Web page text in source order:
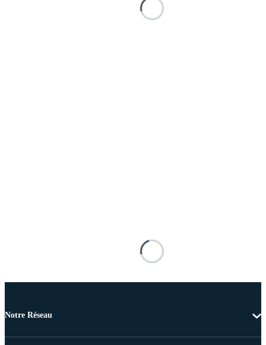
Notre Réseau